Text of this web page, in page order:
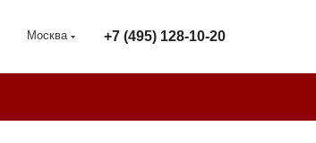
Москва +7 (495) 128-10-20